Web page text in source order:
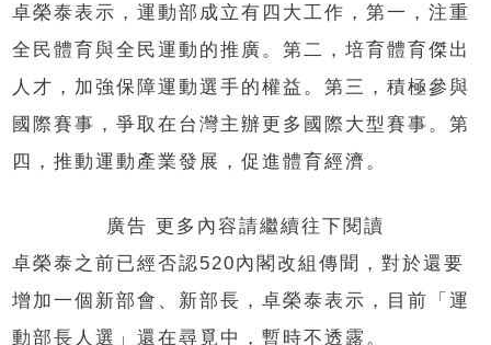
卓榮泰表示，運動部成立有四大工作，第一，注重
全民體育與全民運動的推廣。第二，培育體育傑出
人才，加強保障運動選手的權益。第三，積極參與
國際賽事，爭取在台灣主辦更多國際大型賽事。第
四，推動運動產業發展，促進體育經濟。
廣告 更多內容請繼續往下閱讀
卓榮泰之前已經否認520內閣改組傳聞，對於還要
增加一個新部會、新部長，卓榮泰表示，目前「運
動部長人選」還在尋覓中，暫時不透露。